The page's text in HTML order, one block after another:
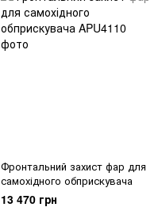
Фронтальний захист фар для
самохідного обприскувача
13 470 грн